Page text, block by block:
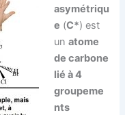
asymétriqu
e (C*) est
unatome
de carbone
lié à 4
groupeme
nts